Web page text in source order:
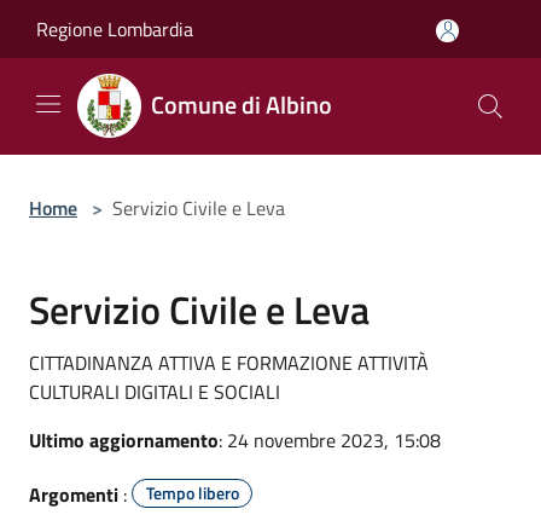
Regione Lombardia
Comune di Albino
Home > Servizio Civile e Leva
Servizio Civile e Leva
CITTADINANZA ATTIVA E FORMAZIONE ATTIVITÀ
CULTURALI DIGITALI E SOCIALI
Ultimo aggiornamento: 24 novembre 2023, 15:08
Argomenti : Tempo libero